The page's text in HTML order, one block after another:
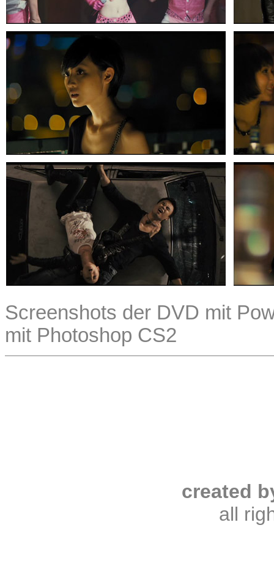
Screenshots der DVD mit
mit Photoshop CS2
created
all